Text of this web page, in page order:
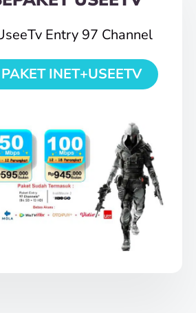
Entry 97 Channel
INET+USEETV